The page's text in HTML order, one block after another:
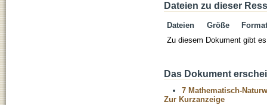
Dateien zu dieser
Dateien Größe
Format
Zu diesem Dokument gibt
Das Dokument
7 Mathematisch-
Zur Kurzanzeige